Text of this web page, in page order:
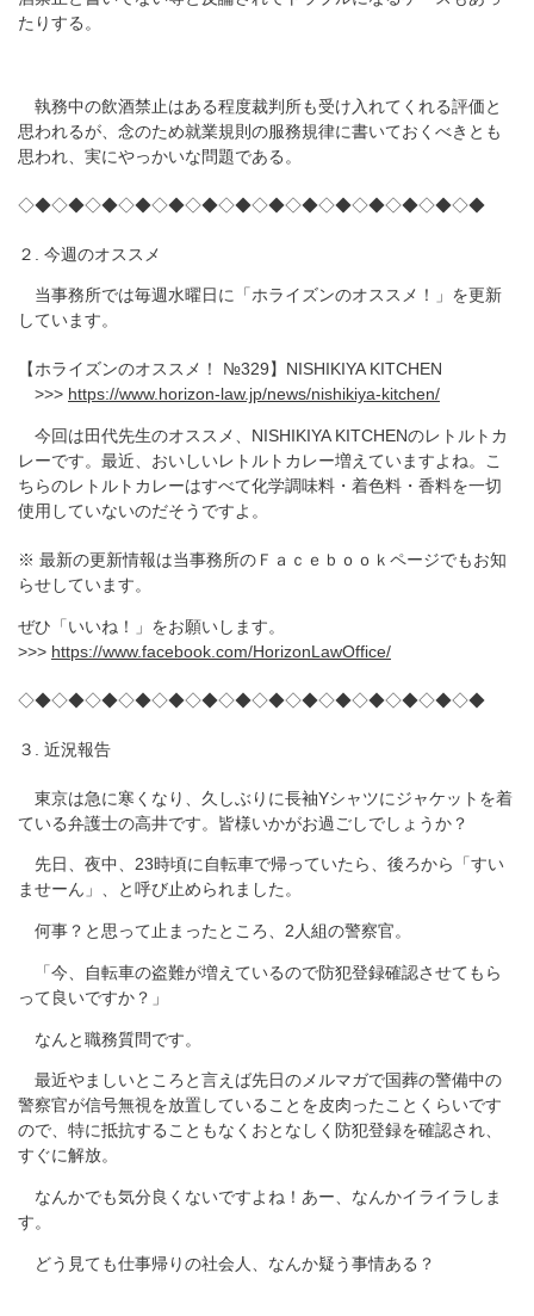
たりする。
執務中の飲酒禁止はある程度裁判所も受け入れてくれる評価と
思われるが、念のため就業規則の服務規律に書いておくべきとも
思われ、実にやっかいな問題である。
◇◆◇◆◇◆◇◆◇◆◇◆◇◆◇◆◇◆◇◆◇◆◇◆◇◆◇◆
２. 今週のオススメ
当事務所では毎週水曜日に「ホライズンのオススメ！」を更新
しています。
【ホライズンのオススメ！ №329】NISHIKIYA KITCHEN
>>> https://www.horizon-law.jp/news/nishikiya-kitchen/
今回は田代先生のオススメ、NISHIKIYA KITCHENのレトルトカ
レーです。最近、おいしいレトルトカレー増えていますよね。こ
ちらのレトルトカレーはすべて化学調味料・着色料・香料を一切
使用していないのだそうですよ。
※ 最新の更新情報は当事務所のＦａｃｅｂｏｏｋページでもお知
らせしています。
ぜひ「いいね！」をお願いします。
>>> https://www.facebook.com/HorizonLawOffice/
◇◆◇◆◇◆◇◆◇◆◇◆◇◆◇◆◇◆◇◆◇◆◇◆◇◆◇◆
３. 近況報告
東京は急に寒くなり、久しぶりに長袖Yシャツにジャケットを着
ている弁護士の高井です。皆様いかがお過ごしでしょうか？
先日、夜中、23時頃に自転車で帰っていたら、後ろから「すい
ませーん」、と呼び止められました。
何事？と思って止まったところ、2人組の警察官。
「今、自転車の盗難が増えているので防犯登録確認させてもら
って良いですか？」
なんと職務質問です。
最近やましいところと言えば先日のメルマガで国葬の警備中の
警察官が信号無視を放置していることを皮肉ったことくらいです
ので、特に抵抗することもなくおとなしく防犯登録を確認され、
すぐに解放。
なんかでも気分良くないですよね！あー、なんかイライラしま
す。
どう見ても仕事帰りの社会人、なんか疑う事情ある？